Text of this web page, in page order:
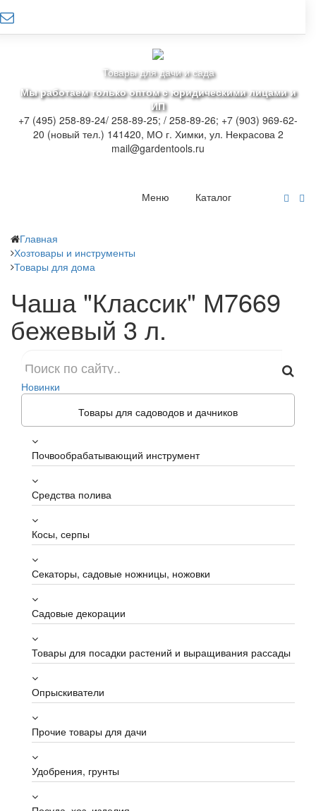
Товары для дачи и сада
Мы работаем только оптом с юридическими лицами и
ИП
+7 (495) 258-89-24/ 258-89-25; / 258-89-26; +7 (903) 969-62-
20 (новый тел.) 141420, МО г. Химки, ул. Некрасова 2
mail@gardentools.ru
Каталог
Меню
Главная
Хозтовары и инструменты
Товары для дома
Чаша "Классик" М7669
бежевый 3 л.
Новинки
Товары для садоводов и дачников
Почвообрабатывающий инструмент
Средства полива
Косы, серпы
Секаторы, садовые ножницы, ножовки
Садовые декорации
Товары для посадки растений и выращивания рассады
Опрыскиватели
Прочие товары для дачи
Удобрения, грунты